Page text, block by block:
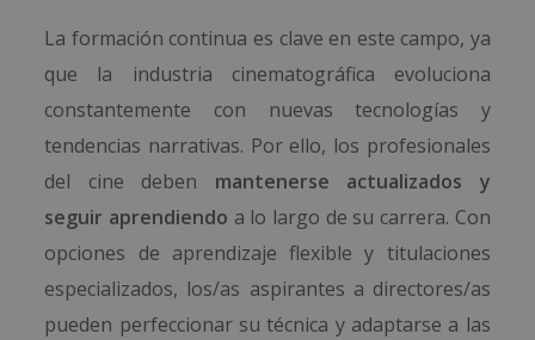
La formación continua es clave en este campo, ya
que la industria cinematográfica evoluciona
constantemente con nuevas tecnologías y
tendencias narrativas. Por ello, los profesionales
del cine deben mantenerse actualizados y
seguir aprendiendo a lo largo de su carrera. Con
opciones de aprendizaje flexible y titulaciones
especializados, los/as aspirantes a directores/as
pueden perfeccionar su técnica y adaptarse a las